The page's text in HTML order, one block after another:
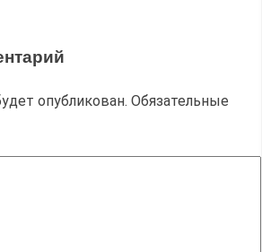
опубликован. Обязательные